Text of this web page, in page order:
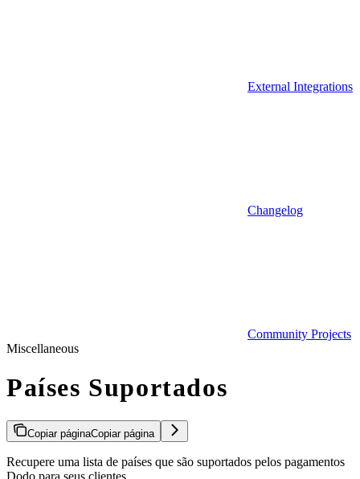
External Integrations
Changelog
Community Projects
Miscellaneous
Países Suportados
Copiar páginaCopiar página
Recupere uma lista de países que são suportados pelos pagamentos
Dodo para seus clientes.